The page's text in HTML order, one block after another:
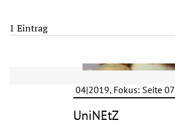
1 Eintrag
04|2019, Fokus: Seite 07
UniNEtZ